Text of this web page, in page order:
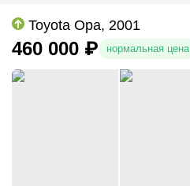
Toyota Opa, 2001
460 000 ₽ нормальная цена